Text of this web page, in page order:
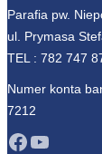
Parafia pw.
ul. Prymasa
TEL : 782 747
Numer konta
7212
Facebook YouTube